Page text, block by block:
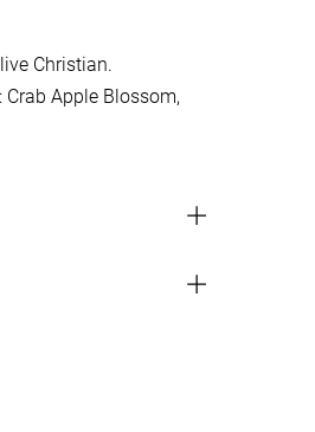
Christian.
Apple Blossom,